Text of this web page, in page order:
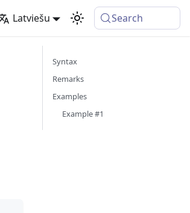
Latviešu Search
Syntax
Remarks
Examples
Example #1